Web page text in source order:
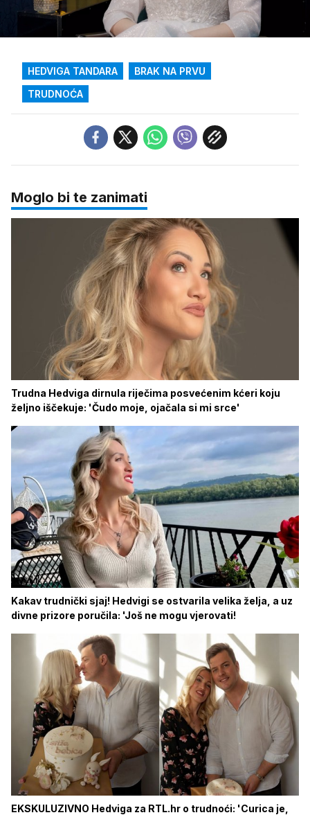
zvuk
Loaded:
13.69%
HEDVIGA TANDARA
BRAK NA PRVU
TRUDNOĆA
Moglo bi te zanimati
Trudna Hedviga dirnula riječima posvećenim kćeri koju
željno iščekuje: 'Čudo moje, ojačala si mi srce'
Kakav trudnički sjaj! Hedvigi se ostvarila velika želja, a uz
divne prizore poručila: 'Još ne mogu vjerovati!
EKSKULUZIVNO Hedviga za RTL.hr o trudnoći: 'Curica je,